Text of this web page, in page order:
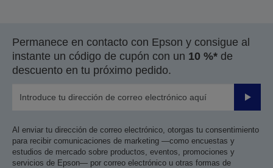
Permanece en contacto con Epson y consigue al
instante un código de cupón con un 10 %* de
descuento en tu próximo pedido.
Enviar
Al enviar tu dirección de correo electrónico, otorgas tu consentimiento
para recibir comunicaciones de marketing —como encuestas y
estudios de mercado sobre productos, eventos, promociones y
servicios de Epson— por correo electrónico u otras formas de